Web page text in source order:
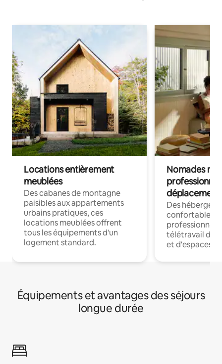
Locations entièrement
meublées
Des cabanes de montagne
paisibles aux appartements
urbains pratiques, ces
locations meublées offrent
tous les équipements d'un
logement standard.
Nomades
déplacement
Des
confortables
professionnels
télétravail
et d'espaces
Équipements et avantages des séjours
longue durée